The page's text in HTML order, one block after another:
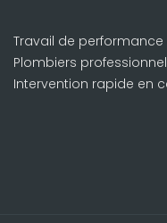
Travail de
Plombiers
Intervention rapide en